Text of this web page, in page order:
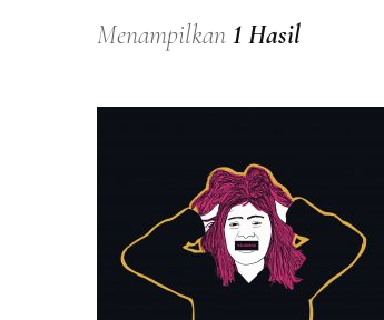
Menampilkan 1 Hasil